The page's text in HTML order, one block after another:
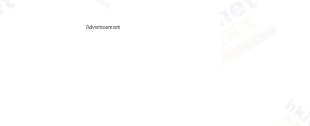
Advertisement